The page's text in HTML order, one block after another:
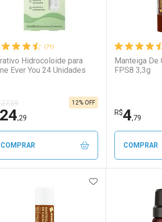
(71)
Hidrocoloide para
Ever You 24 Unidades
27,59
24,29
12% OFF
COMPRAR
FECHAR
FECHAR
Menos
Manteiga De
FPS8 3,3g
R$4,79
COMPRAR
Por
ADICIONAR AOS